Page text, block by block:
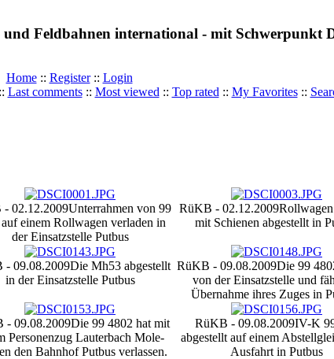
Feldbahnen international - mit Schwerpunkt
Home:: Register:: Login
Last comments:: Most viewed:: Top rated:: My Favorites::
02.12.2009Unterrahmen von 99
einem Rollwagen verladen in
der Einsatzstelle Putbus
RüKB - 02.12.2009Rollwagen
mit Schienen abgestellt in
- 09.08.2009Die Mh53 abgestellt
in der Einsatzstelle Putbus
RüKB - 09.08.2009Die 99
von der Einsatzstelle und
Übernahme ihres Zuges in
- 09.08.2009Die 99 4802 hat mit
Personenzug Lauterbach Mole-
den Bahnhof Putbus verlassen.
RüKB - 09.08.2009IV-K
abgestellt auf einem
Ausfahrt in Putbus